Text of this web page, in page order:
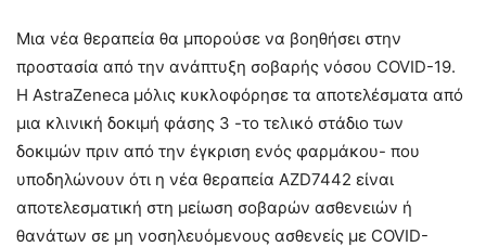
Μια νέα θεραπεία θα μπορούσε να βοηθήσει στην
προστασία από την ανάπτυξη σοβαρής νόσου COVID-19.
Η AstraZeneca μόλις κυκλοφόρησε τα αποτελέσματα από
μια κλινική δοκιμή φάσης 3 -το τελικό στάδιο των
δοκιμών πριν από την έγκριση ενός φαρμάκου- που
υποδηλώνουν ότι η νέα θεραπεία AZD7442 είναι
αποτελεσματική στη μείωση σοβαρών ασθενειών ή
θανάτων σε μη νοσηλευόμενους ασθενείς με COVID-